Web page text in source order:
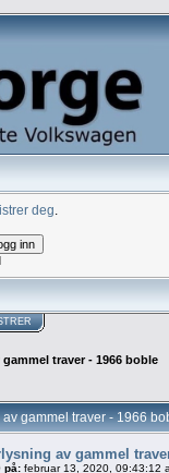
deg
traver - 1966 boble
av gammel traver - 1966
av gammel
på: februar 13, 2020, 09:43:12